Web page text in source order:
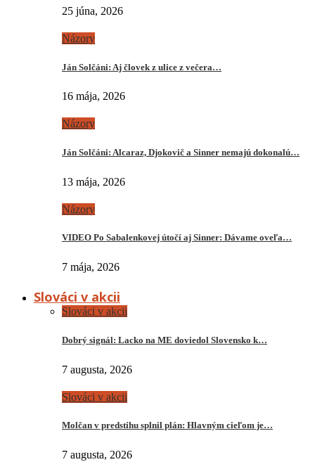
25 júna, 2026
Názory
Ján Solčáni: Aj človek z ulice z večera…
16 mája, 2026
Názory
Ján Solčáni: Alcaraz, Djokovič a Sinner nemajú dokonalú…
13 mája, 2026
Názory
VIDEO Po Sabalenkovej útočí aj Sinner: Dávame oveľa…
7 mája, 2026
Slováci v akcii
Slováci v akcii
Dobrý signál: Lacko na ME doviedol Slovensko k…
7 augusta, 2026
Slováci v akcii
Molčan v predstihu splnil plán: Hlavným cieľom je…
7 augusta, 2026